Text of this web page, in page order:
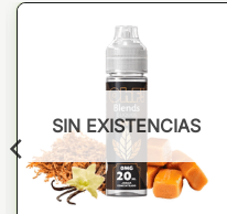
SIN EXISTENCIAS